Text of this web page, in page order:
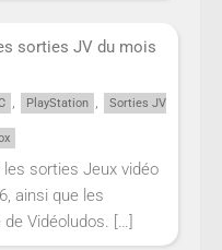
sorties JV du mois
, PlayStation , Sorties JV
sorties Jeux vidéo
ainsi que les
Vidéoludos. […]